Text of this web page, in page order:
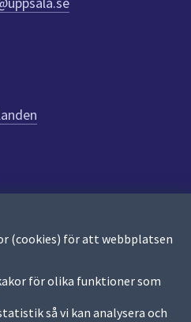
(cookies) för att webbplatsen
för olika funktioner som
så vi kan analysera och